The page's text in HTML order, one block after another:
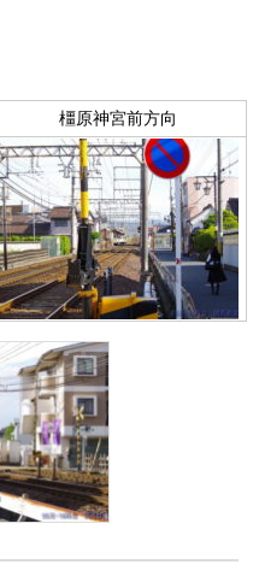
橿原神宮前方向